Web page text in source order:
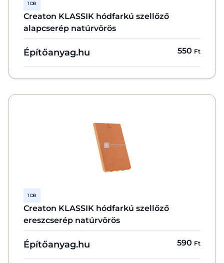
1 DB
Creaton KLASSIK hódfarkú szellőző
alapcserép natúrvörös
Építőanyag.hu 550 Ft
1 DB
Creaton KLASSIK hódfarkú szellőző
ereszcserép natúrvörös
Építőanyag.hu 590 Ft